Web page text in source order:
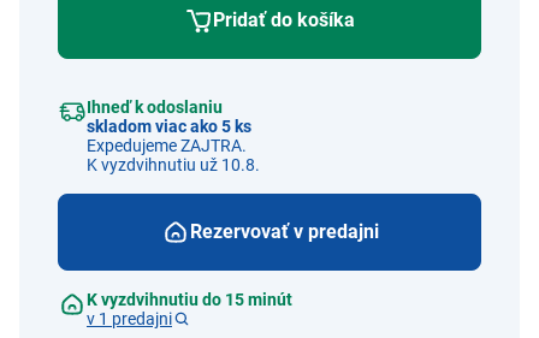
Pridať do košíka
Ihneď k odoslaniu
skladom viac ako 5 ks
Expedujeme ZAJTRA.
K vyzdvihnutiu už 10.8.
Rezervovať v predajni
K vyzdvihnutiu do 15 minút
v 1 predajni